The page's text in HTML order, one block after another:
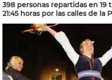
398 personas repartidas en 19
21:45 horas por las calles de la